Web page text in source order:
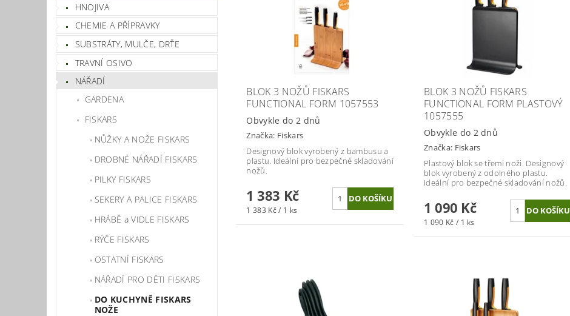
HNOJIVA
CHEMIE A PŘÍPRAVKY
SUBSTRÁTY, MULČE, DRŤE
TRAVNÍ OSIVO
NÁŘADÍ
GARDENA
FISKARS
NŮŽKY A NOŽE FISKARS
DROBNÉ NÁŘADÍ FISKARS
PILKY FISKARS
SEKERY A PALICE FISKARS
HRÁBĚ a VIDLE FISKARS
RÝČE FISKARS
OSTATNÍ FISKARS
NÁŘADÍ PRO DĚTI FISKARS
DO KUCHYNĚ FISKARS
NOŽE
BLOK 3 NOŽŮ FISKARS
FUNCTIONAL FORM 1057553
Obvykle do 2 dnů
Značka: Fiskars
Designový blok vyrobený z bambusu a
plastu. Ideální pro bezpečné skladování
nožů.
1 383 Kč
1 383 Kč / 1 ks
BLOK 3 NOŽŮ FISKARS
FUNCTIONAL FORM PLASTOVÝ
1057555
Obvykle do 2 dnů
Značka: Fiskars
Plastový blok se třemi noži. Designový
blok vyrobený z odolného plastu.
Ideální pro bezpečné skladování nožů.
1 090 Kč
1 090 Kč / 1 ks